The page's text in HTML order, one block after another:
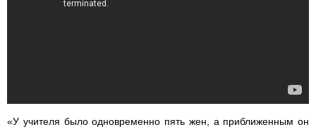
«У учителя было одновременно пять жен, а приближенным он